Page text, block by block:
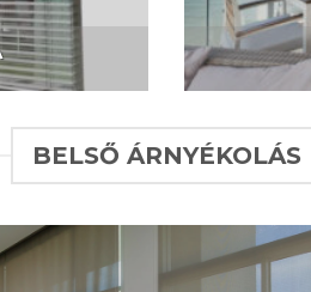
BELSŐ ÁRNYÉKOLÁS